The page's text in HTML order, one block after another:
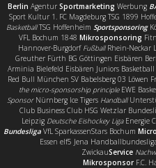
Berlin Agentur Sportmarketing Werbung
Sport Kultur 1. FC Magdeburg TSG 1899
BasketballTSG Hoffenheim Sportsponsoring
VFL Bochum 1848 Mikrosponsoring
Hannover-Burgdorf FußballRhein-Neckar
Greuther Fürth BG Göttingen Eisbären
Arminia Bielefeld Eisbären Juniors
Red Bull München SV Babelsberg 03 Löwen
the micro-sponsorship principleEWE
SponsorNürnberg Ice Tigers Handball
Club Business Club HSG Wetzlar
Leipzig Deutsche Eishockey LigaEnergie
Bundesliga VfL SparkassenStars Bochum
Essen elf5 Jena
ZwickauService
MikrosponsorF.C.